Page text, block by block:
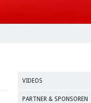
VIDEOS
PARTNER & SPONSOREN